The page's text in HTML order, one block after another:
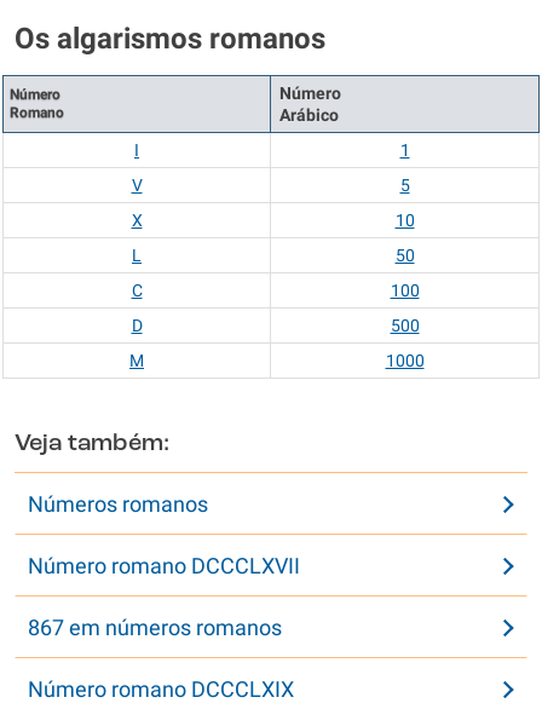
Os algarismos romanos
Número
Romano
Número
Arábico
I
1
V
5
X
10
L
50
C
100
D
500
M
1000
Veja também:
Números romanos
Número romano DCCCLXVII
867 em números romanos
Número romano DCCCLXIX